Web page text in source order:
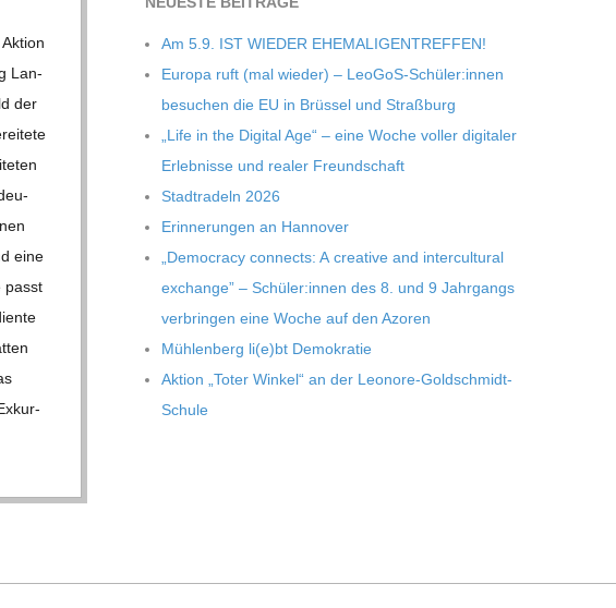
Lan­
der
eine
passt
Am 5.9. IST WIEDER EHEMALIGENTREFFEN!
Europa ruft (mal wie­der) – LeoGoS-Schüler:innen
besu­chen die EU in Brüs­sel und Straßburg
„Life in the Digi­tal Age“ – eine Woche vol­ler digi­ta­ler
Erleb­nisse und rea­ler Freundschaft
Stadt­ra­deln 2026
Erin­ne­run­gen an Hannover
„Demo­cracy con­nects: A crea­tive and inter­cul­tu­ral
exch­ange” – Schüler:innen des 8. und 9 Jahr­gangs
ver­brin­gen eine Woche auf den Azoren
Müh­len­berg li(e)bt Demokratie
Aktion „Toter Win­kel“ an der Leonore-Goldschmidt-
Schule